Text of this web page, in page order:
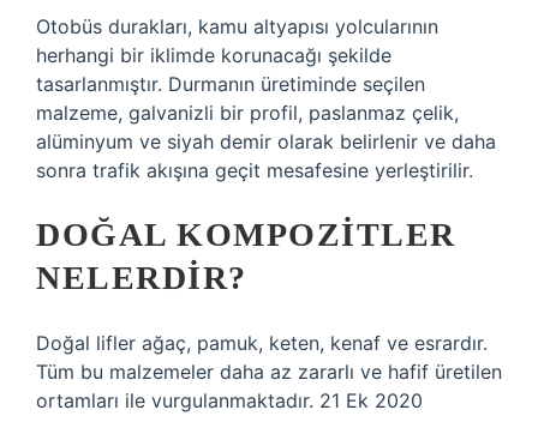
Otobüs durakları, kamu altyapısı yolcularının
herhangi bir iklimde korunacağı şekilde
tasarlanmıştır. Durmanın üretiminde seçilen
malzeme, galvanizli bir profil, paslanmaz çelik,
alüminyum ve siyah demir olarak belirlenir ve daha
sonra trafik akışına geçit mesafesine yerleştirilir.
DOĞAL KOMPOZITLER
NELERDIR?
Doğal lifler ağaç, pamuk, keten, kenaf ve esrardır.
Tüm bu malzemeler daha az zararlı ve hafif üretilen
ortamları ile vurgulanmaktadır. 21 Ek 2020